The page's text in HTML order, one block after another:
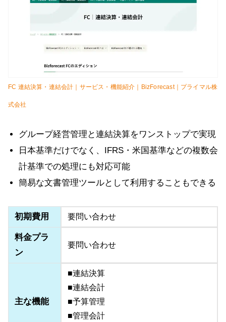
FC 連結決算・連結会計｜サービス・機能紹介｜BizForecast｜プライマル株
式会社
グループ経営管理と連結決算をワンストップで実現
日本基準だけでなく、IFRS・米国基準などの複数会
計基準での処理にも対応可能
簡易な文書管理ツールとして利用することもできる
初期費用 要問い合わせ
料金プラ
ン
要問い合わせ
主な機能
■連結決算
■連結会計
■予算管理
■管理会計